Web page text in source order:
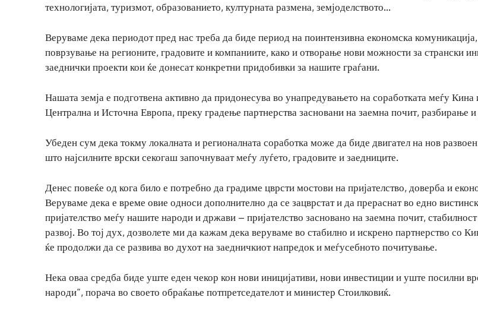
технологијата, туризмот, образованието, културната размена, земјоделството…
Веруваме дека периодот пред нас треба да биде период на поинтензивна економска
поврзување на регионите, градовите и компаниите, како и отворање нови можности за странски
заеднички проекти кои ќе донесат конкретни придобивки за нашите граѓани.
Нашата земја е подготвена активно да придонесува во унапредувањето на соработката меѓу Кина
Централна и Источна Европа, преку градење партнерства засновани на заемна почит, разбирање и
Убеден сум дека токму локалната и регионалната соработка може да биде двигател на нов
што најсилните врски секогаш започнуваат меѓу луѓето, градовите и заедниците.
Денес повеќе од кога било е потребно да градиме цврсти мостови на пријателство, доверба и
Веруваме дека е време овие односи дополнително да се зацврстат и да прераснат во едно
пријателство меѓу нашите народи и држави – пријателство засновано на заемна почит,
развој. Во тој дух, дозволете ми да кажам дека веруваме во стабилно и искрено партнерство со
ќе продолжи да се развива во духот на заедничкиот напредок и меѓусебното почитување.
Нека оваа средба биде уште еден чекор кон нови иницијативи, нови инвестиции и уште посилни
народи“, порача во своето обраќање потпретседателот и министер Стоилковиќ.